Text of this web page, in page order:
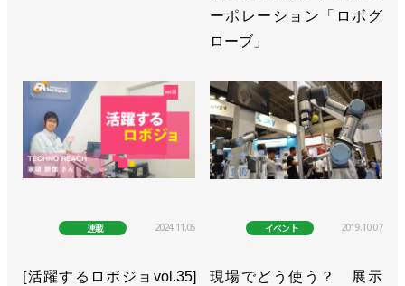
ーポレーション「ロボグ
ローブ」
連載 2024.11.05
[活躍するロボジョvol.35]
イベント 2019.10.07
現場でどう使う？ 展示